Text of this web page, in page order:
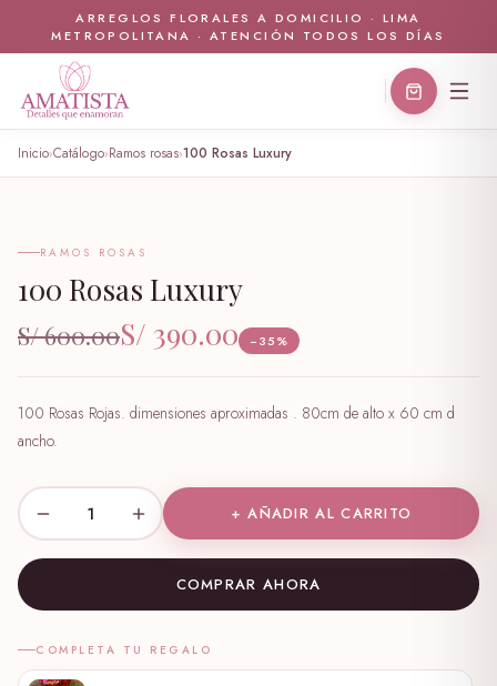
ARREGLOS FLORALES A DOMICILIO · LIMA
METROPOLITANA · ATENCIÓN TODOS LOS DÍAS
Inicio›Catálogo›Ramos rosas›100 Rosas Luxury
RAMOS ROSAS
100 Rosas Luxury
S/ 600.00S/ 390.00 −35%
100 Rosas Rojas. dimensiones aproximadas . 80cm de alto x 60 cm d
ancho.
1 + AÑADIR AL CARRITO
COMPRAR AHORA
COMPLETA TU REGALO